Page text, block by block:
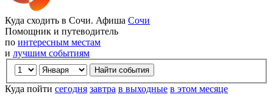
Куда сходить в Сочи. Афиша Сочи
Помощник и путеводитель
по интересным местам
и лучшим событиям
Куда пойти сегодня завтра в выходные в этом месяце